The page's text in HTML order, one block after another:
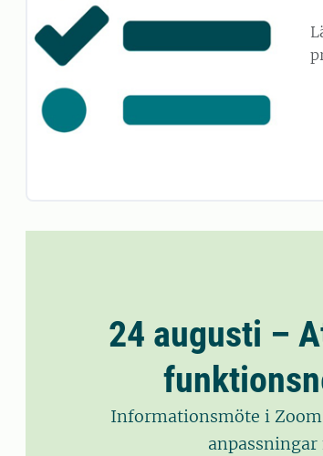
24 augusti –
Informationsmöte i